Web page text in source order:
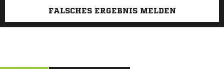
FALSCHES ERGEBNIS MELDEN